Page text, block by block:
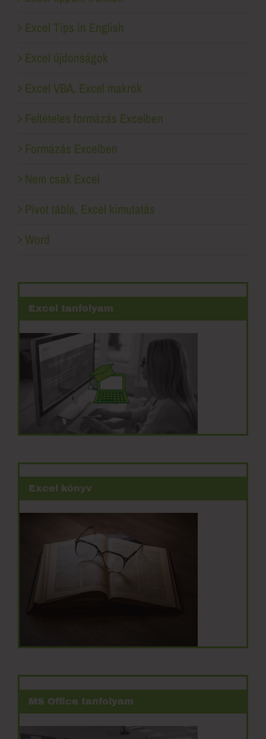
Excel Tips in English
Excel újdonságok
Excel VBA, Excel makrók
Feltételes formázás Excelben
Formázás Excelben
Nem csak Excel
Pivot tábla, Excel kimutatás
Word
Excel tanfolyam
Excel könyv
MS Office tanfolyam